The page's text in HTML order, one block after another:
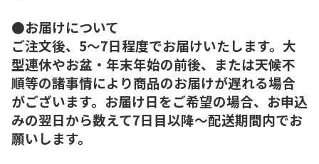
●お届けについて
ご注文後、5～7日程度でお届けいたします。大
型連休やお盆・年末年始の前後、または天候不
順等の諸事情により商品のお届けが遅れる場合
がございます。お届け日をご希望の場合、お申込
みの翌日から数えて7日目以降～配送期間内でお
願いします。